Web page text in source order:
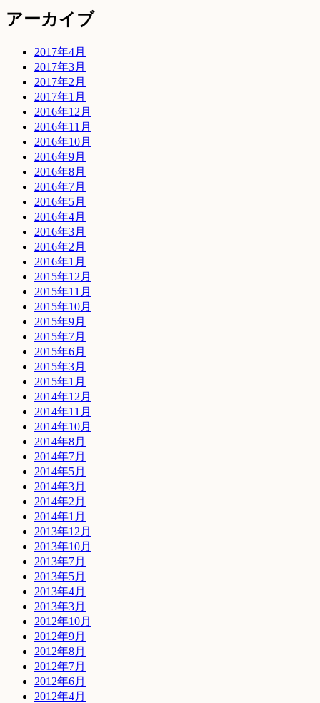
アーカイブ
2017年4月
2017年3月
2017年2月
2017年1月
2016年12月
2016年11月
2016年10月
2016年9月
2016年8月
2016年7月
2016年5月
2016年4月
2016年3月
2016年2月
2016年1月
2015年12月
2015年11月
2015年10月
2015年9月
2015年7月
2015年6月
2015年3月
2015年1月
2014年12月
2014年11月
2014年10月
2014年8月
2014年7月
2014年5月
2014年3月
2014年2月
2014年1月
2013年12月
2013年10月
2013年7月
2013年5月
2013年4月
2013年3月
2012年10月
2012年9月
2012年8月
2012年7月
2012年6月
2012年4月